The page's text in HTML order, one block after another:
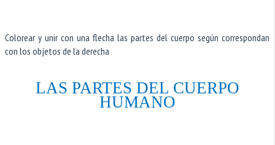
Colorear y unir con una flecha las partes del cuerpo según correspondan
con los objetos de la derecha
LAS PARTES DEL CUERPO
HUMANO